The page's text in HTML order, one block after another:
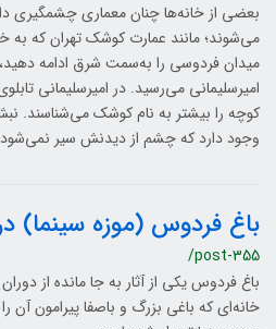
بعضی از خانه‌ها چنان معماری چشمگیری
می‌شوند؛ مانند عمارت کوشک تهران که
میدان فردوسی را به‌سمت شرق ادامه دهید،
امیرسلیمانی می‌رسید. در امیرسلیمانی
کوچه را بیشتر به نام کوشک می‌شناسند.
وجود دارد که چشم از دیدنش سیر
باغ فردوس (موزه سینما)
/post-355
باغ فردوس یکی از آثار به جا مانده از
خانه‌ای که باغی بزرگ و باصفا پیرامون آن